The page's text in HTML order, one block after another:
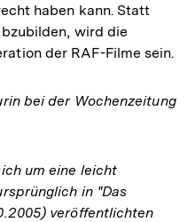
haben kann. Statt
wird die
der RAF-Filme sein.
bei der Wochenzeitung
um eine leicht
in "Das
veröffentlichten